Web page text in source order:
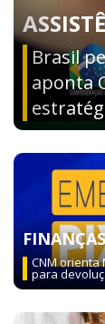
Brasil
aponta
FINANÇAS
CNM
para